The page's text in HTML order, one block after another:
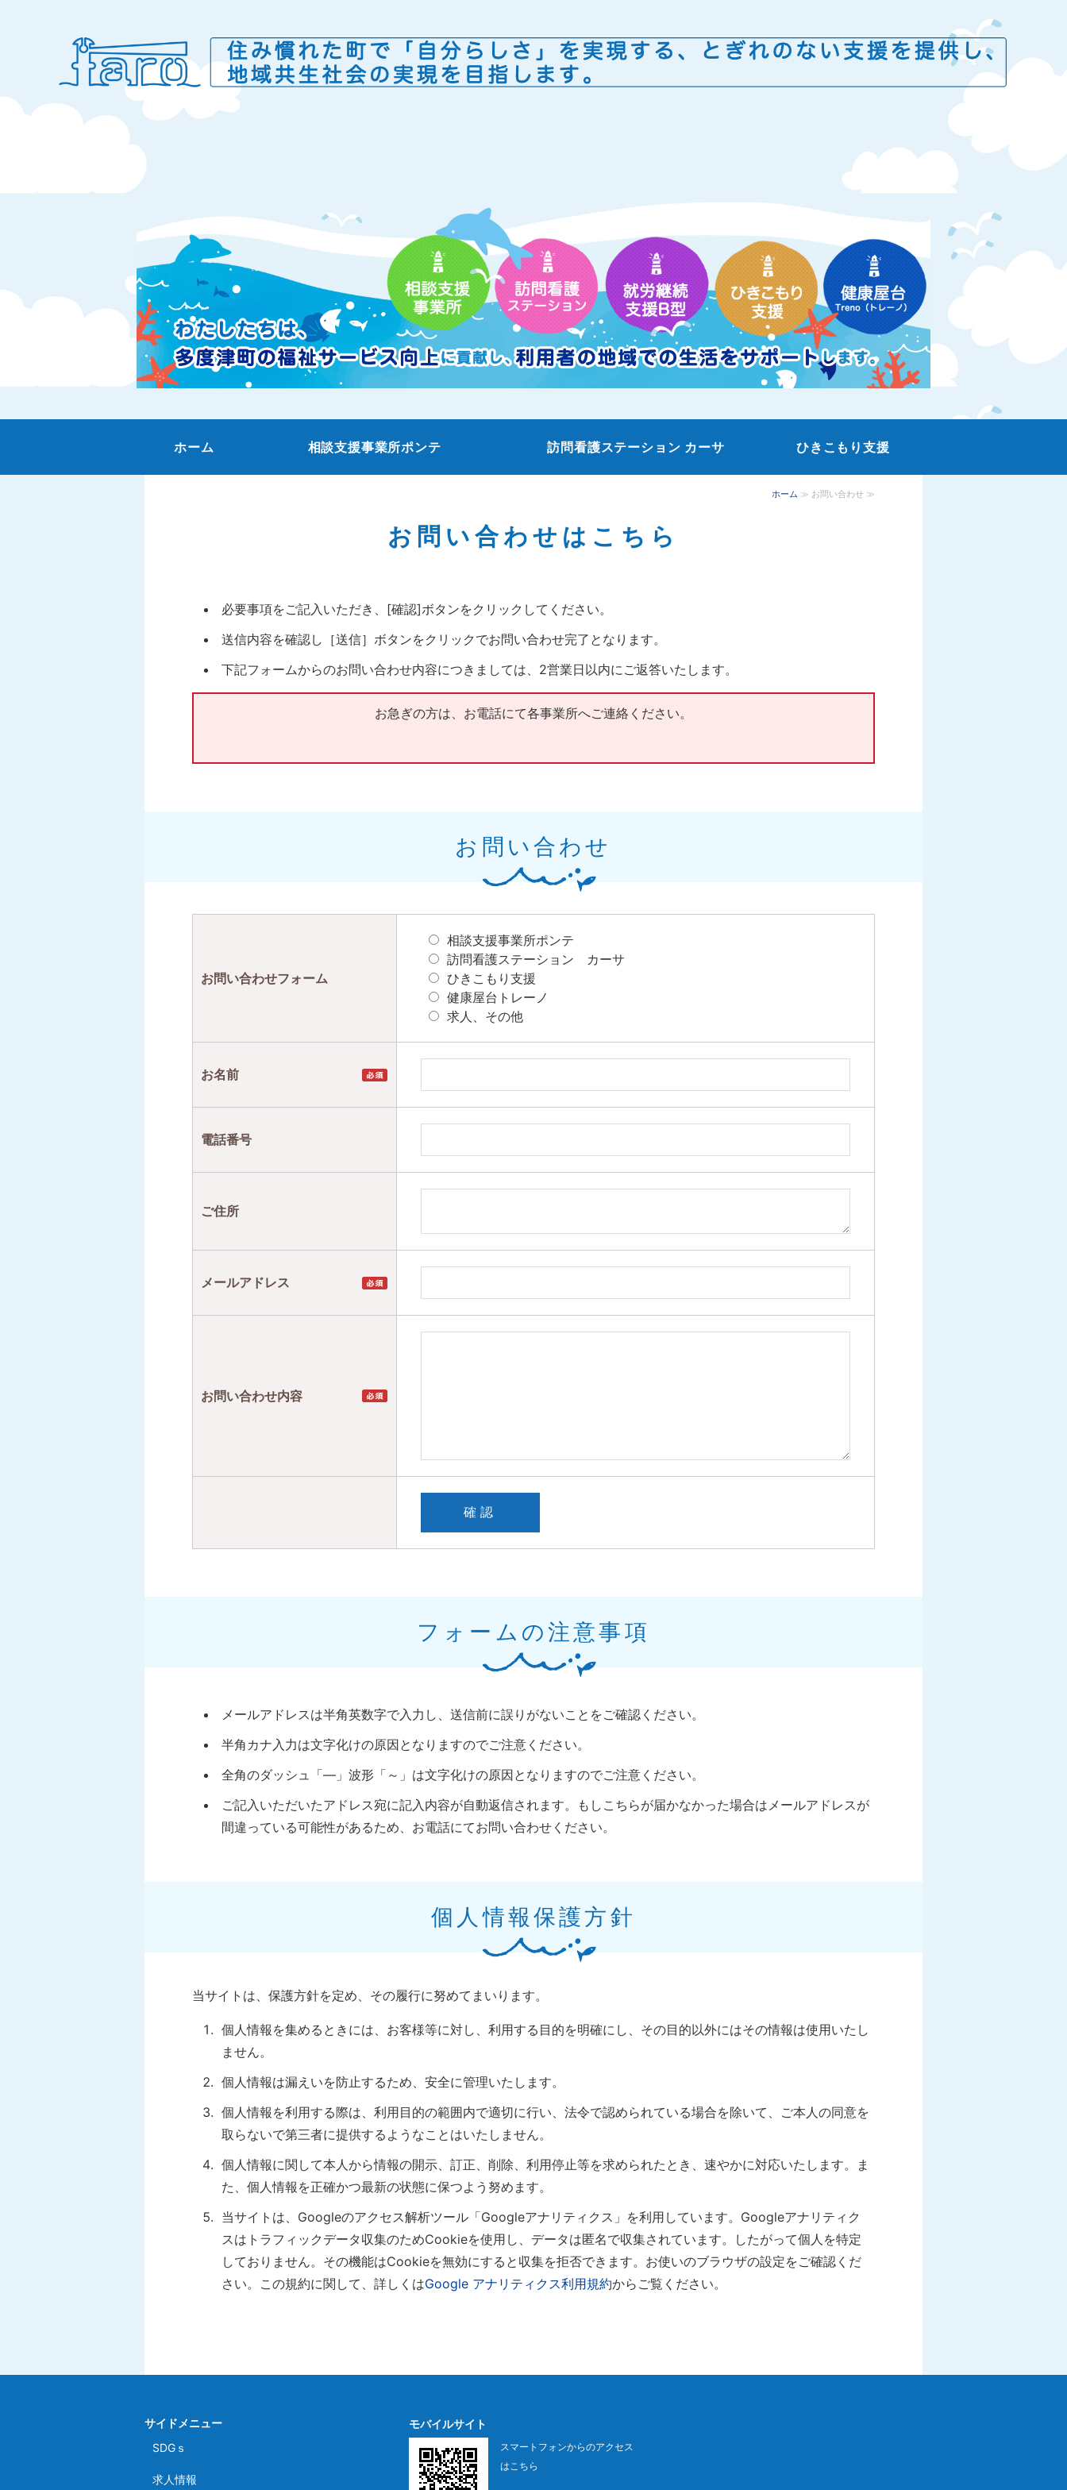
ホーム 相談支援事業所ポンテ 訪問看護ステーション カーサ ひきこもり支援
ホーム ≫ お問い合わせ ≫
お問い合わせはこちら
必要事項をご記入いただき、[確認]ボタンをクリックしてください。
送信内容を確認し［送信］ボタンをクリックでお問い合わせ完了となります。
下記フォームからのお問い合わせ内容につきましては、2営業日以内にご返答いたします。
お急ぎの方は、お電話にて各事業所へご連絡ください。
お問い合わせ
お問い合わせフォーム
相談支援事業所ポンテ
訪問看護ステーション カーサ
ひきこもり支援
健康屋台トレーノ
求人、その他
お名前
電話番号
ご住所
メールアドレス
お問い合わせ内容
フォームの注意事項
メールアドレスは半角英数字で入力し、送信前に誤りがないことをご確認ください。
半角カナ入力は文字化けの原因となりますのでご注意ください。
全角のダッシュ「―」波形「～」は文字化けの原因となりますのでご注意ください。
ご記入いただいたアドレス宛に記入内容が自動返信されます。もしこちらが届かなかった場合はメールアドレスが
間違っている可能性があるため、お電話にてお問い合わせください。
個人情報保護方針
当サイトは、保護方針を定め、その履行に努めてまいります。
個人情報を集めるときには、お客様等に対し、利用する目的を明確にし、その目的以外にはその情報は使用いたし
ません。
個人情報は漏えいを防止するため、安全に管理いたします。
個人情報を利用する際は、利用目的の範囲内で適切に行い、法令で認められている場合を除いて、ご本人の同意を
取らないで第三者に提供するようなことはいたしません。
個人情報に関して本人から情報の開示、訂正、削除、利用停止等を求められたとき、速やかに対応いたします。ま
た、個人情報を正確かつ最新の状態に保つよう努めます。
当サイトは、Googleのアクセス解析ツール「Googleアナリティクス」を利用しています。Googleアナリティク
スはトラフィックデータ収集のためCookieを使用し、データは匿名で収集されています。したがって個人を特定
しておりません。その機能はCookieを無効にすると収集を拒否できます。お使いのブラウザの設定をご確認くだ
さい。この規約に関して、詳しくはGoogle アナリティクス利用規約からご覧ください。
サイドメニュー
SDGｓ
求人情報
モバイルサイト
スマートフォンからのアクセス
はこちら